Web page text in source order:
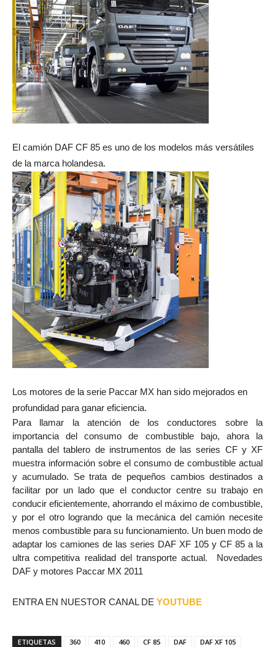
El camión DAF CF 85 es uno de los modelos más versátiles
de la marca holandesa.
Los motores de la serie Paccar MX han sido mejorados en
profundidad para ganar eficiencia.
Para llamar la atención de los conductores sobre la
importancia del consumo de combustible bajo, ahora la
pantalla del tablero de instrumentos de las series CF y XF
muestra información sobre el consumo de combustible actual
y acumulado. Se trata de pequeños cambios destinados a
facilitar por un lado que el conductor centre su trabajo en
conducir eficientemente, ahorrando el máximo de combustible,
y por el otro logrando que la mecánica del camión necesite
menos combustible para su funcionamiento. Un buen modo de
adaptar los camiones de las series DAF XF 105 y CF 85 a la
ultra competitiva realidad del transporte actual. Novedades
DAF y motores Paccar MX 2011
ENTRA EN NUESTOR CANAL DE YOUTUBE
ETIQUETAS 360 410 460 CF 85 DAF
DAF XF 105